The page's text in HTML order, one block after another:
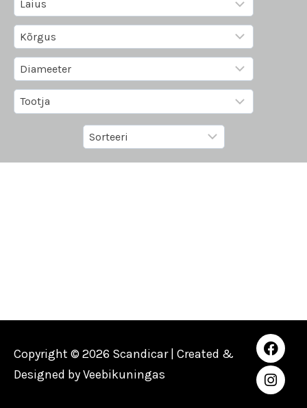
Copyright © 2026 Scandicar | Created &
Designed byVeebikuningas